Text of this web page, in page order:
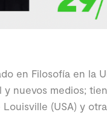
en Filosofía en la
y nuevos medios;
(USA) y